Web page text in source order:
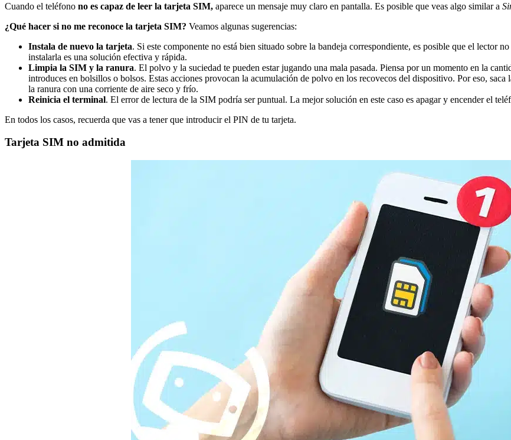
Cuando el teléfono no es capaz de leer la tarjeta SIM, aparece un mensaje muy claro en pantalla. Es posible que veas algo similar a
¿Qué hacer si no me reconoce la tarjeta SIM? Veamos algunas sugerencias:
Instala de nuevo la tarjeta. Si este componente no está bien situado sobre la bandeja correspondiente, es posible que el lector
instalarla es una solución efectiva y rápida.
Limpia la SIM y la ranura. El polvo y la suciedad te pueden estar jugando una mala pasada. Piensa por un momento en la
introduces en bolsillos o bolsos. Estas acciones provocan la acumulación de polvo en los recovecos del dispositivo. Por eso,
la ranura con una corriente de aire seco y frío.
Reinicia el terminal. El error de lectura de la SIM podría ser puntual. La mejor solución en este caso es apagar y encender el
En todos los casos, recuerda que vas a tener que introducir el PIN de tu tarjeta.
Tarjeta SIM no admitida